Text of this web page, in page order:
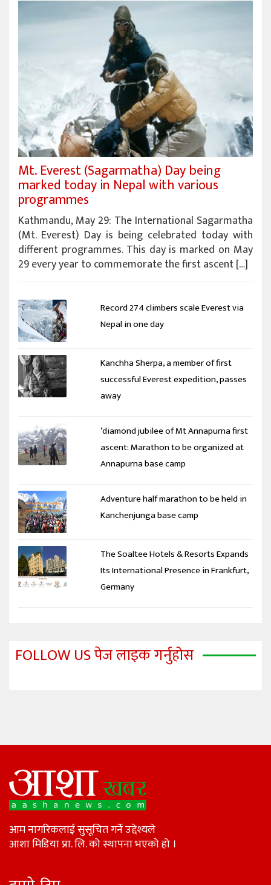
Mt. Everest (Sagarmatha) Day being
marked today in Nepal with various
programmes
Kathmandu, May 29: The International Sagarmatha
(Mt. Everest) Day is being celebrated today with
different programmes. This day is marked on May
29 every year to commemorate the first ascent […]
Record 274 climbers scale Everest via
Nepal in one day
Kanchha Sherpa, a member of first
successful Everest expedition, passes
away
‘diamond jubilee of Mt Annapurna first
ascent: Marathon to be organized at
Annapurna base camp
Adventure half marathon to be held in
Kanchenjunga base camp
The Soaltee Hotels & Resorts Expands
Its International Presence in Frankfurt,
Germany
FOLLOW US पेज लाइक गर्नुहोस
आम नागरिकलाई सुसूचित गर्ने उद्देश्यले
आशा मिडिया प्रा. लि. को स्थापना भएको हो ।